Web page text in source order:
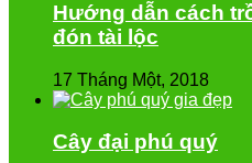
Hướng dẫn cách
đón tài lộc
17 Tháng Một, 2018
Cây đại phú quý